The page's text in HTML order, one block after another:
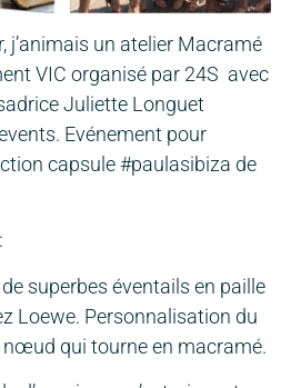
j’animais un atelier Macramé
VIC organisé par 24S avec
Juliette Longuet
Evénement pour
capsule #paulasibiza de
superbes éventails en paille
Loewe. Personnalisation du
nœud qui tourne en macramé.